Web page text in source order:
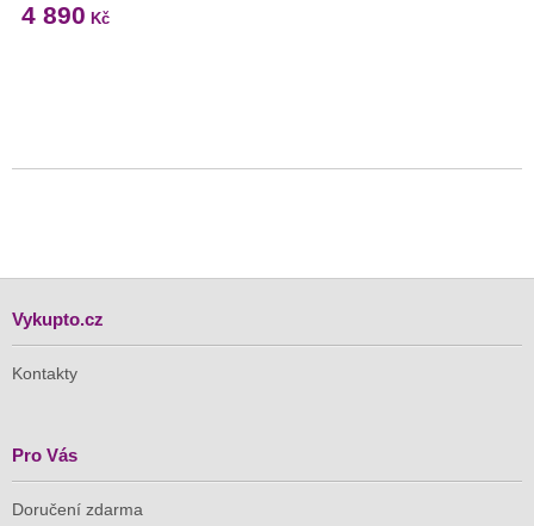
4 890 Kč
Vykupto.cz
Kontakty
Pro Vás
Doručení zdarma